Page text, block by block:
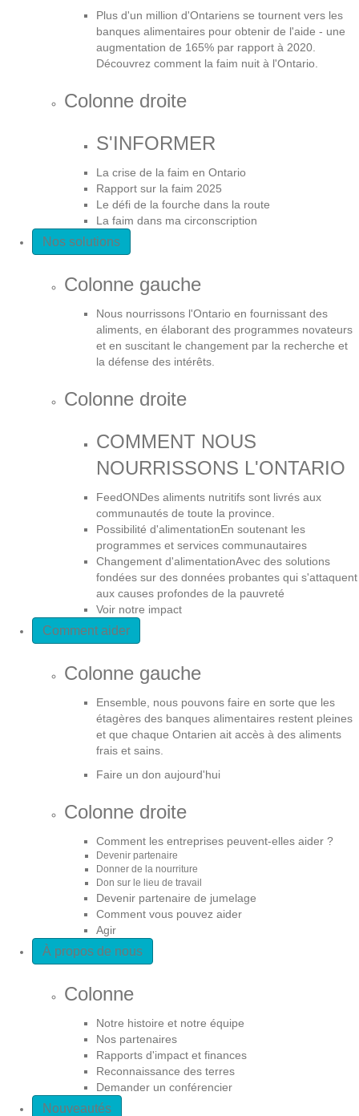
Plus d'un million d'Ontariens se tournent vers les
banques alimentaires pour obtenir de l'aide - une
augmentation de 165% par rapport à 2020.
Découvrez comment la faim nuit à l'Ontario.
Colonne droite
S'INFORMER
La crise de la faim en Ontario
Rapport sur la faim 2025
Le défi de la fourche dans la route
La faim dans ma circonscription
Nos solutions
Colonne gauche
Nous nourrissons l'Ontario en fournissant des
aliments, en élaborant des programmes novateurs
et en suscitant le changement par la recherche et
la défense des intérêts.
Colonne droite
COMMENT NOUS
NOURRISSONS L'ONTARIO
FeedONDes aliments nutritifs sont livrés aux
communautés de toute la province.
Possibilité d'alimentationEn soutenant les
programmes et services communautaires
Changement d'alimentationAvec des solutions
fondées sur des données probantes qui s'attaquent
aux causes profondes de la pauvreté
Voir notre impact
Comment aider
Colonne gauche
Ensemble, nous pouvons faire en sorte que les
étagères des banques alimentaires restent pleines
et que chaque Ontarien ait accès à des aliments
frais et sains.
Faire un don aujourd'hui
Colonne droite
Comment les entreprises peuvent-elles aider ?
Devenir partenaire
Donner de la nourriture
Don sur le lieu de travail
Devenir partenaire de jumelage
Comment vous pouvez aider
Agir
À propos de nous
Colonne
Notre histoire et notre équipe
Nos partenaires
Rapports d'impact et finances
Reconnaissance des terres
Demander un conférencier
Nouveautés